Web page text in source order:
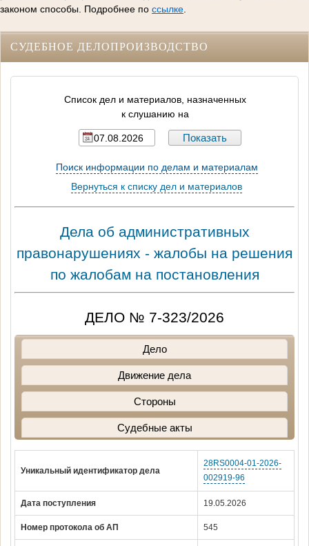
законом способы. Подробнее по ссылке
СУДЕБНОЕ ДЕЛОПРОИЗВОДСТВО
Список дел и материалов, назначенных
к слушанию на
Поиск информации по делам и материалам
Вернуться к списку дел и материалов
Дела об административных
правонарушениях - жалобы на решения
по жалобам на постановления
ДЕЛО № 7-323/2026
Дело
Движение дела
Стороны
Судебные акты
Уникальный идентификатор дела
28RS0004-01-2026-
002919-96
Дата поступления 19.05.2026
Номер протокола об АП 545